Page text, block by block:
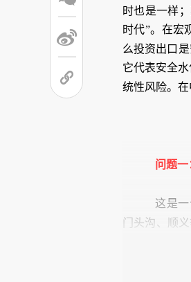
时也是一样
时代”。在宏
么投资出口
它代表安全
统性风险。
问题一
这是
门头沟、顺
十万的供应